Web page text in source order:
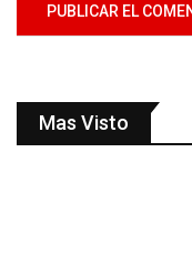
Mas Visto